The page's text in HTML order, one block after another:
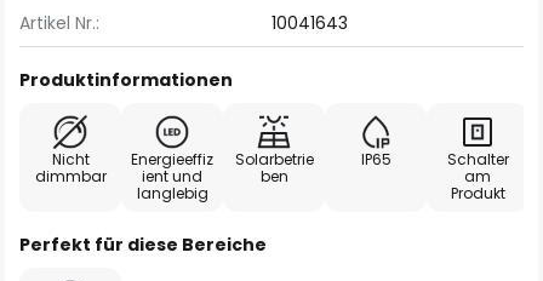
Artikel Nr.: 10041643
Produktinformationen
Nicht
dimmbar
Energieeffiz
ient und
langlebig
Solarbetrie
ben
IP65
Schalter
am
Produkt
Perfekt für diese Bereiche